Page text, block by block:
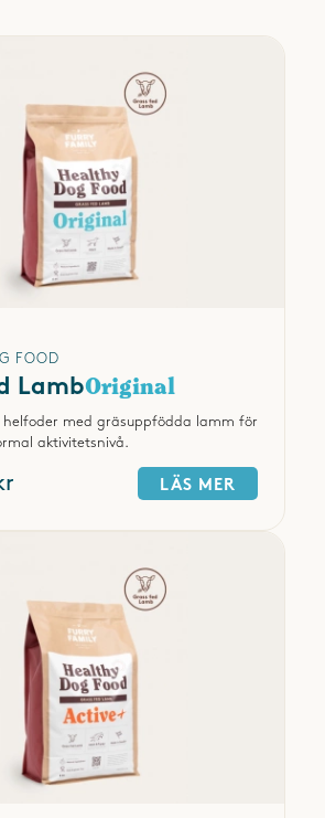
FOOD
LambOriginal
helfoder med gräsuppfödda lamm för
aktivitetsnivå.
LÄS MER